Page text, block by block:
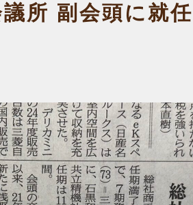
議所 副会頭に就